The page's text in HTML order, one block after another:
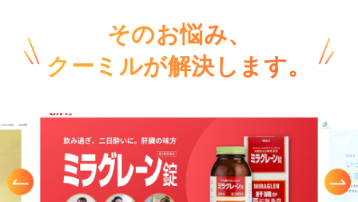
そのお悩み、
クーミルが解決します。